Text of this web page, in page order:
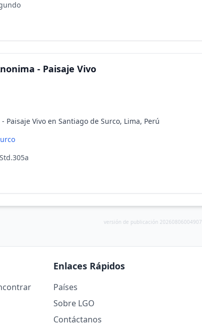
- Paisaje Vivo
Paisaje Vivo en Santiago de Surco, Lima, Perú
versión de publicación 20260806004907
Enlaces Rápidos
Países
Sobre LGO
Contáctanos